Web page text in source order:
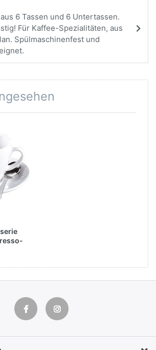
6 Tassen und 6 Untertassen.
Für Kaffee-Spezialitäten, aus
Spülmaschinenfest und